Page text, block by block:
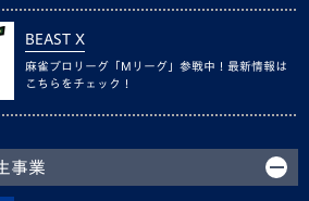
BEAST X
麻雀プロリーグ「Mリーグ」参戦中！最新情報は
こちらをチェック！
事業